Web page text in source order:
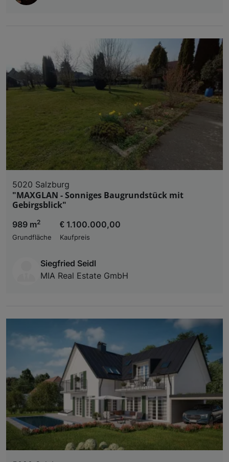
5020 Salzburg
"MAXGLAN - Sonniges Baugrundstück mit
Gebirgsblick"
989 m2
Grundfläche
€ 1.100.000,00
Kaufpreis
Siegfried Seidl
MIA Real Estate GmbH